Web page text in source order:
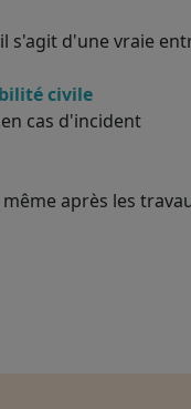
s'agit d'une vraie
civile
cas d'incident
après les